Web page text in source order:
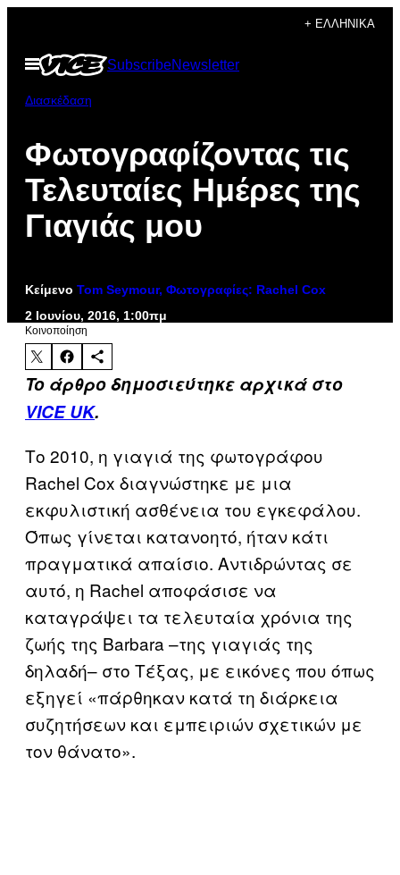
περιεχόμενο
+ ΕΛΛΗΝΙΚΆ
Ανοίξτε
το
SubscribeNewsletter
Διασκέδαση
Φωτογραφίζοντας τις
Τελευταίες Ημέρες της
Γιαγιάς μου
Κείμενο Tom Seymour, Φωτογραφίες: Rachel Cox
2 Ιουνίου, 2016, 1:00πμ
Kοινοποίηση
To άρθρο δημοσιεύτηκε αρχικά στο
VICE UK.
Το 2010, η γιαγιά της φωτογράφου
Rachel Cox διαγνώστηκε με μια
εκφυλιστική ασθένεια του εγκεφάλου.
Όπως γίνεται κατανοητό, ήταν κάτι
πραγματικά απαίσιο. Αντιδρώντας σε
αυτό, η Rachel αποφάσισε να
καταγράψει τα τελευταία χρόνια της
ζωής της Barbara –της γιαγιάς της
δηλαδή– στο Τέξας, με εικόνες που όπως
εξηγεί «πάρθηκαν κατά τη διάρκεια
συζητήσεων και εμπειριών σχετικών με
τον θάνατο».